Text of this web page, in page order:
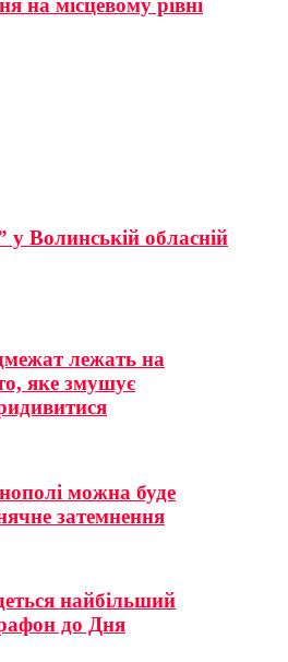
на місцевому рівні
у Волинській обласній
лежать на
яке змушує
можна буде
затемнення
найбільший
до Дня